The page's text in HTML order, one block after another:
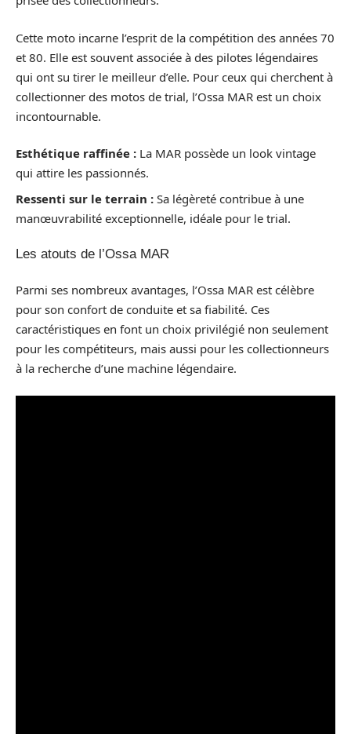
Cette moto incarne l’esprit de la compétition des années 70
et 80. Elle est souvent associée à des pilotes légendaires
qui ont su tirer le meilleur d’elle. Pour ceux qui cherchent à
collectionner des motos de trial, l’Ossa MAR est un choix
incontournable.
Esthétique raffinée : La MAR possède un look vintage
qui attire les passionnés.
Ressenti sur le terrain : Sa légèreté contribue à une
manœuvrabilité exceptionnelle, idéale pour le trial.
Les atouts de l’Ossa MAR
Parmi ses nombreux avantages, l’Ossa MAR est célèbre
pour son confort de conduite et sa fiabilité. Ces
caractéristiques en font un choix privilégié non seulement
pour les compétiteurs, mais aussi pour les collectionneurs
à la recherche d’une machine légendaire.